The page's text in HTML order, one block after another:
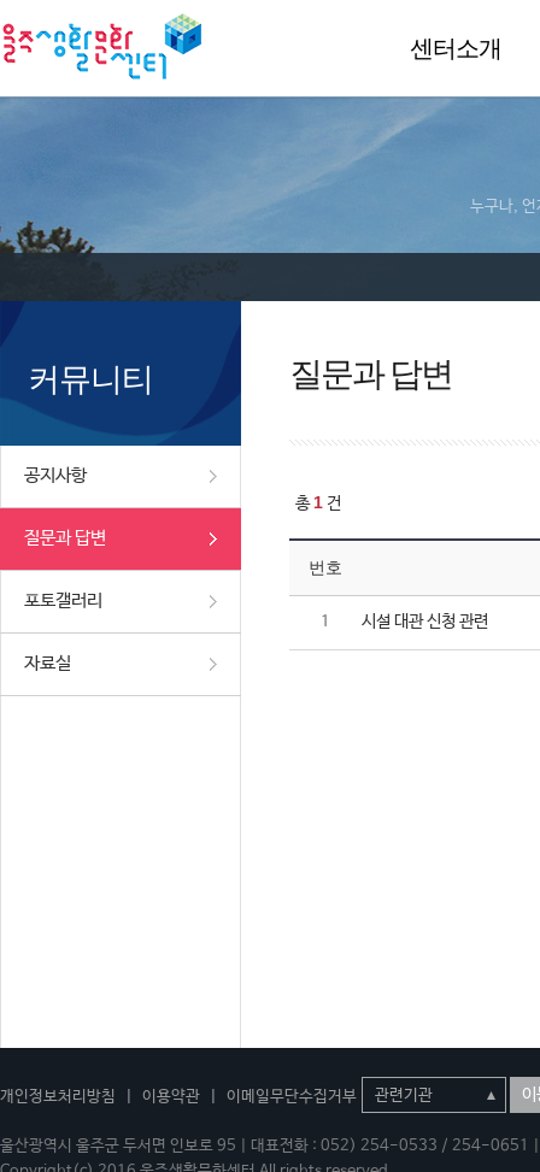
센터소개
누구나, 언
커뮤니티
공지사항
질문과 답변
포토갤러리
자료실
질문과 답변
총1 건
번호
1 시설 대관 신청 관련
개인정보처리방침 이용약관 이메일무단수집거부 이
울산광역시 울주군 두서면 인보로 95 | 대표전화 : 052) 254-0533 / 254-